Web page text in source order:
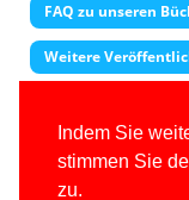
Indem Sie
stimmen Sie
zu.
FAQ zu unseren
Weitere
Diese Seite enthält
klicken und dort